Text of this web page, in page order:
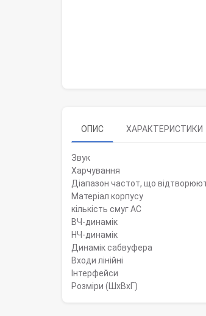
ОПИС ХАРАКТЕРИСТИКИ
Звук
Харчування
Діапазон частот, що
Матеріал корпусу
кількість смуг AC
ВЧ-динамік
НЧ-динамік
Динамік сабвуфера
Входи лінійні
Інтерфейси
Розміри (ШxВxГ)